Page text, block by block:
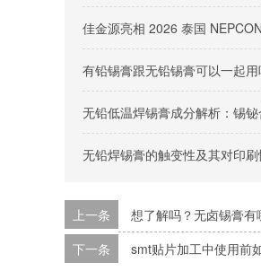
佳金源亮相 2026 泰国
有铅锡膏跟无铅锡膏可以一起用
无铅低温焊锡膏成分解析：锡
无铅焊锡膏的触变性及其对印
上一条
想了解吗？无卤锡膏有
下一条 smt贴片加工中使用前